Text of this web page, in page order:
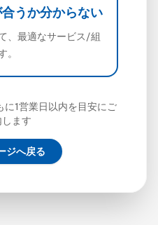
うか分からない
、最適なサービス/組
1営業日以内を目安にご
ます
ジへ戻る